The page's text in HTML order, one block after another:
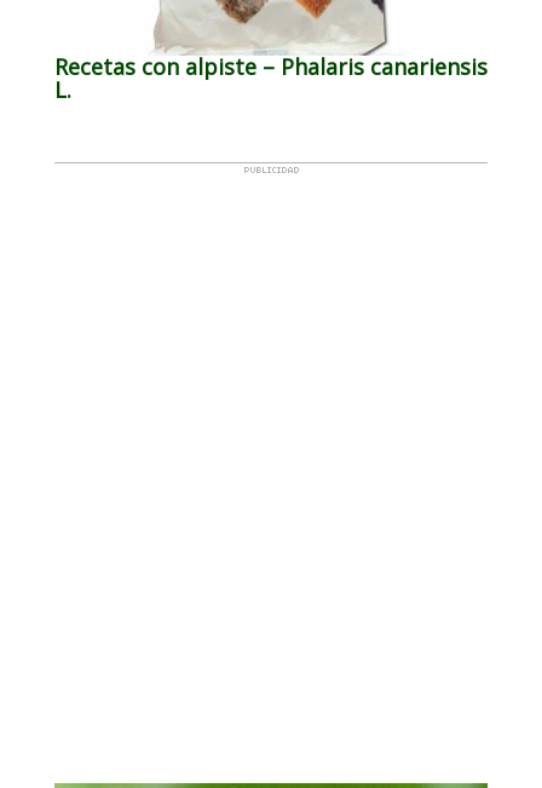
Recetas con alpiste – Phalaris canariensis
L.